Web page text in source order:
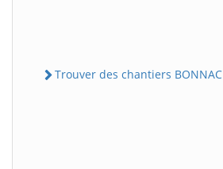
Trouver des chantiers BONNAC